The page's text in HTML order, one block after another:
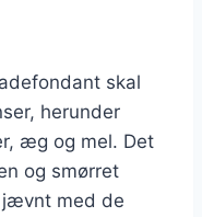
skal
herunder
æg og mel. Det
og smørret
jævnt med de